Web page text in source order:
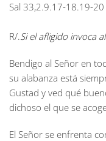
Sal 33,2.9.17-18.19-20
R/.Si el afligido invoca
Bendigo al Señor en
su alabanza está
Gustad y ved qué
dichoso el que se
El Señor se enfrenta